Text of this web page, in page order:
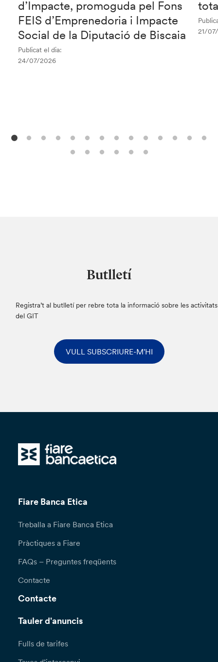
d’Impacte, promoguda pel Fons
FEIS d’Emprenedoria i Impacte
Social de la Diputació de Biscaia
Publicat el dia:
24/07/2026
21/
Butlletí
Registra’t al butlletí per rebre tota la informació sobre les activitats
del GIT
VULL SUBSCRIURE-M'HI
Fiare Banca Etica
Treballa a Fiare Banca Etica
Pràctiques a Fiare
FAQs – Preguntes freqüents
Contacte
Contacte
Tauler d'anuncis
Fulls de tarifes